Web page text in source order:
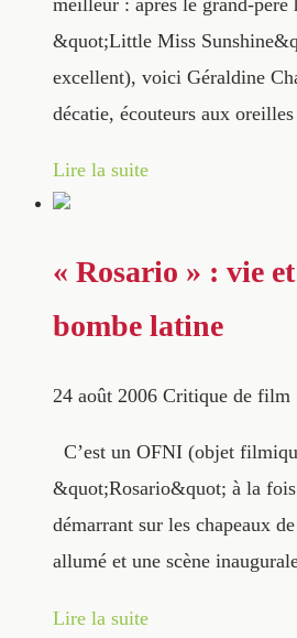
&quot;Little Miss
excellent), voici Géraldine
décatie, écouteurs aux
Lire la suite
« Rosario » : vie
bombe latine
24 août 2006 Critique de film
C’est un OFNI (objet
&quot;Rosario&quot; à la
démarrant sur les chapeaux
allumé et une scène
Lire la suite